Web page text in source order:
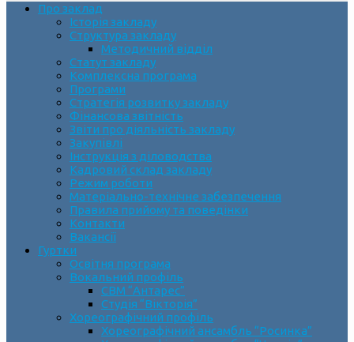
Про заклад
Історія закладу
Структура закладу
Методичний відділ
Статут закладу
Комплексна програма
Програми
Стратегія розвитку закладу
Фінансова звітність
Звіти про діяльність закладу
Закупівлі
Інструкція з діловодства
Кадровий склад закладу
Режим роботи
Матеріально-технічне забезпечення
Правила прийому та поведінки
Контакти
Вакансії
Гуртки
Освітня програма
Вокальний профіль
СВМ “Антарес”
Студія “Вікторія”
Хореографічний профіль
Хореографічний ансамбль “Росинка”